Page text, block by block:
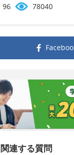
96 78040
関連する質問